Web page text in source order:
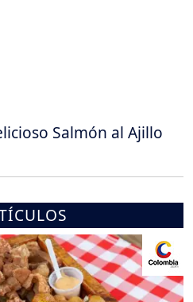
Salmón al Ajillo